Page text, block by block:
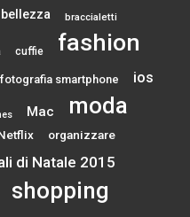
bellezza braccialetti
cuffie fashion
fotografia smartphone ios
Mac moda
organizzare
di Natale 2015
shopping